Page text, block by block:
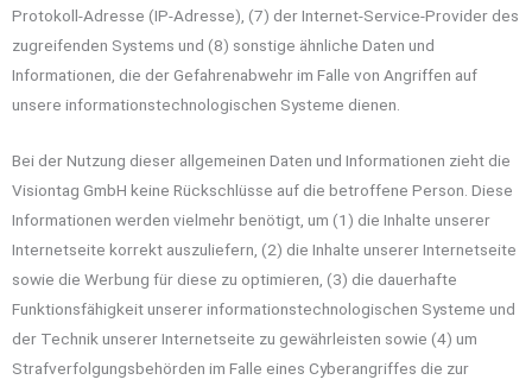
Protokoll-Adresse (IP-Adresse), (7) der Internet-Service-Provider des
zugreifenden Systems und (8) sonstige ähnliche Daten und
Informationen, die der Gefahrenabwehr im Falle von Angriffen auf
unsere informationstechnologischen Systeme dienen.
Bei der Nutzung dieser allgemeinen Daten und Informationen zieht die
Visiontag GmbH keine Rückschlüsse auf die betroffene Person. Diese
Informationen werden vielmehr benötigt, um (1) die Inhalte unserer
Internetseite korrekt auszuliefern, (2) die Inhalte unserer Internetseite
sowie die Werbung für diese zu optimieren, (3) die dauerhafte
Funktionsfähigkeit unserer informationstechnologischen Systeme und
der Technik unserer Internetseite zu gewährleisten sowie (4) um
Strafverfolgungsbehörden im Falle eines Cyberangriffes die zur